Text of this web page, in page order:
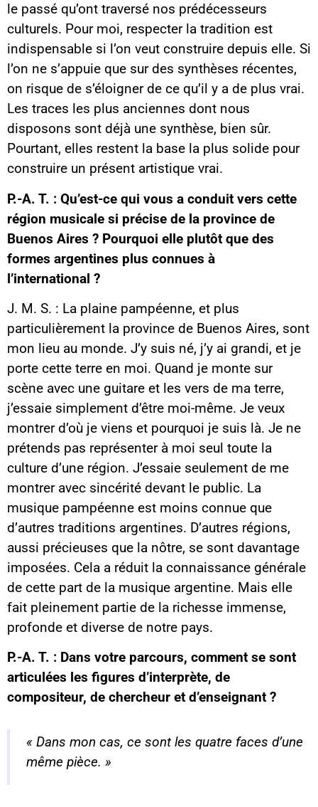
le passé qu’ont traversé nos prédécesseurs
culturels. Pour moi, respecter la tradition est
indispensable si l’on veut construire depuis elle. Si
l’on ne s’appuie que sur des synthèses récentes,
on risque de s’éloigner de ce qu’il y a de plus vrai.
Les traces les plus anciennes dont nous
disposons sont déjà une synthèse, bien sûr.
Pourtant, elles restent la base la plus solide pour
construire un présent artistique vrai.
P.-A. T. : Qu’est-ce qui vous a conduit vers cette
région musicale si précise de la province de
Buenos Aires ? Pourquoi elle plutôt que des
formes argentines plus connues à
l’international ?
J. M. S. : La plaine pampéenne, et plus
particulièrement la province de Buenos Aires, sont
mon lieu au monde. J’y suis né, j’y ai grandi, et je
porte cette terre en moi. Quand je monte sur
scène avec une guitare et les vers de ma terre,
j’essaie simplement d’être moi-même. Je veux
montrer d’où je viens et pourquoi je suis là. Je ne
prétends pas représenter à moi seul toute la
culture d’une région. J’essaie seulement de me
montrer avec sincérité devant le public. La
musique pampéenne est moins connue que
d’autres traditions argentines. D’autres régions,
aussi précieuses que la nôtre, se sont davantage
imposées. Cela a réduit la connaissance générale
de cette part de la musique argentine. Mais elle
fait pleinement partie de la richesse immense,
profonde et diverse de notre pays.
P.-A. T. : Dans votre parcours, comment se sont
articulées les figures d’interprète, de
compositeur, de chercheur et d’enseignant ?
« Dans mon cas, ce sont les quatre faces d’une
même pièce. »